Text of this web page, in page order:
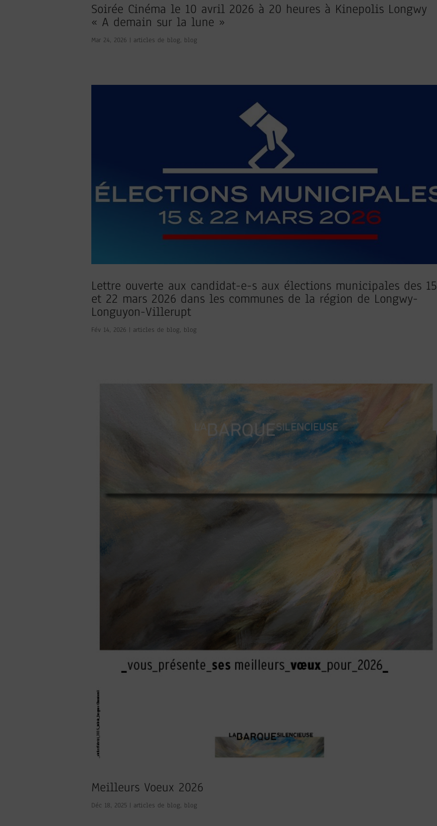
Soirée Cinéma le 10 avril 2026 à 20 heures à Kinepolis Longwy
« A demain sur la lune »
Mar 24, 2026 | articles de blog, blog
Lettre ouverte aux candidat-e-s aux élections municipales des 15
et 22 mars 2026 dans les communes de la région de Longwy-
Longuyon-Villerupt
Fév 14, 2026 | articles de blog, blog
Meilleurs Voeux 2026
Déc 18, 2025| articles de blog, blog